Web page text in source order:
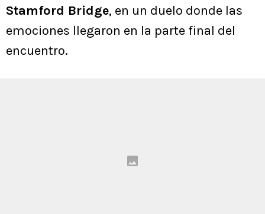
Stamford Bridge, en un duelo donde las
emociones llegaron en la parte final del
encuentro.